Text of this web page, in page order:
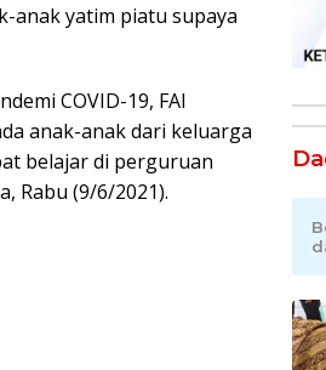
anak yatim piatu supaya
COVID-19, FAI
anak-anak dari keluarga
belajar di perguruan
Rabu (9/6/2021).